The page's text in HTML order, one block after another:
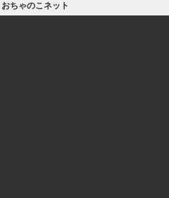
おちゃのこネット